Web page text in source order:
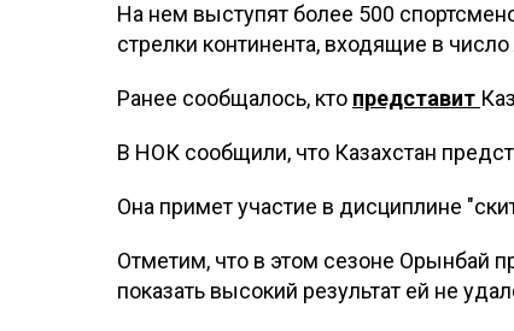
На нем выступят более 500
стрелки континента, входящие в
Ранее сообщалось, кто представит
В НОК сообщили, что Казахстан
Она примет участие в дисциплине
Отметим, что в этом сезоне Орынбай
показать высокий результат ей не